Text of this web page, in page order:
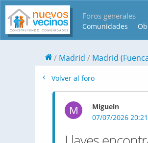
Foros generales
Comunidades
Madrid Madrid
Volver al foro
M
Migueln
07/07/2026 20:21